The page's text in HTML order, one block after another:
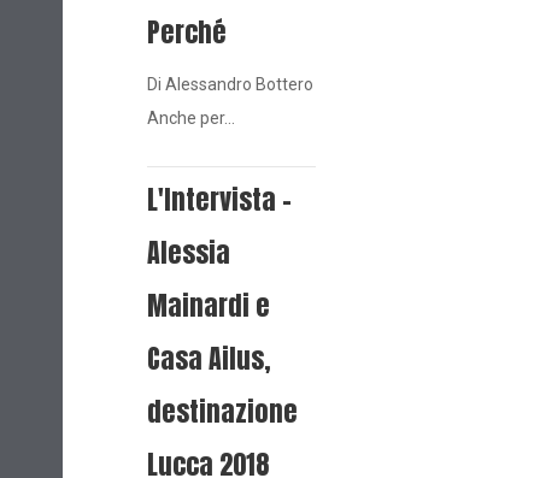
Perché
Di Alessandro Bottero
Anche per…
L'Intervista -
Alessia
Mainardi e
Casa Ailus,
destinazione
Lucca 2018